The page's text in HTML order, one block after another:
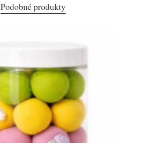
Podobné produkty